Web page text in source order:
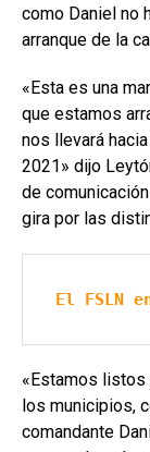
como Daniel no
arranque de la
«Esta es una
que estamos
nos llevará
2021» dijo
de
gira por las
El FSLN
«Estamos listos
los municipios,
comandante